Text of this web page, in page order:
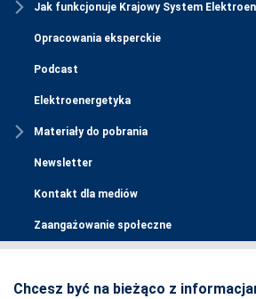
Jak funkcjonuje Krajowy System
Opracowania eksperckie
Podcast
Elektroenergetyka
Materiały do pobrania
Newsletter
Kontakt dla mediów
Zaangażowanie społeczne
Chcesz być na bieżąco z